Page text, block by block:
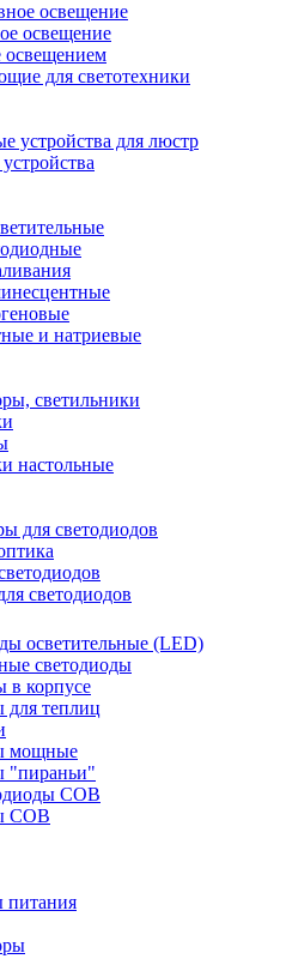
освещение
освещение
освещением
для светотехники
устройства для люстр
и натриевые
светильники
настольные
для светодиодов
светодиодов
осветительные (LED)
светодиоды
в корпусе
для теплиц
мощные
"пираньи"
COB
COB
питания